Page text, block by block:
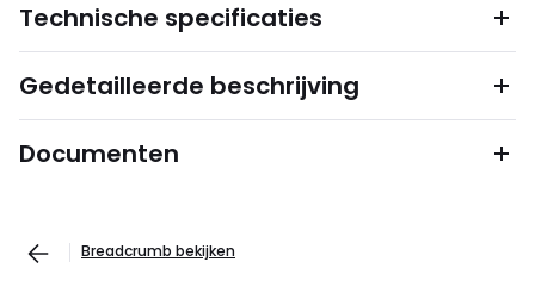
Technische specificaties
Gedetailleerde beschrijving
Documenten
Breadcrumb bekijken